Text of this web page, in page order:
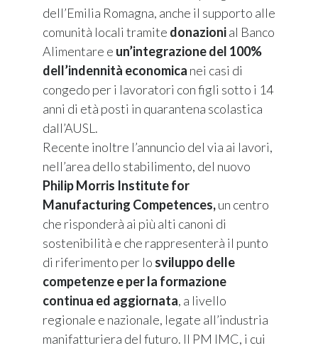
dell’Emilia Romagna, anche il supporto alle
comunità locali tramite donazionial Banco
Alimentare e un’integrazione del 100%
dell’indennità economica nei casi di
congedo per i lavoratori con figli sotto i 14
anni di età posti in quarantena scolastica
dall’AUSL.
Recente inoltre l’annuncio del via ai lavori,
nell’area dello stabilimento, del nuovo
Philip Morris Institute for
Manufacturing Competences,un centro
che risponderà ai più alti canoni di
sostenibilità e che rappresenterà il punto
di riferimento per lo sviluppo delle
competenze e per la formazione
continua ed aggiornata, a livello
regionale e nazionale, legate all’industria
manifatturiera del futuro. Il PM IMC, i cui